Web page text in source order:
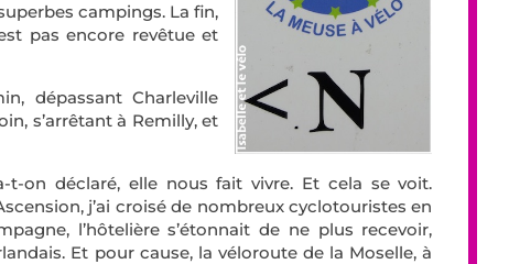
campings. La fin,
pas encore revêtue et
dépassant Charleville
s’arrêtant à Remilly, et
t-on déclaré, elle nous fait vivre. Et cela se voit.
j’ai croisé de nombreux cyclotouristes en
l’hôtelière s’étonnait de ne plus recevoir,
Et pour cause, la véloroute de la Moselle, à